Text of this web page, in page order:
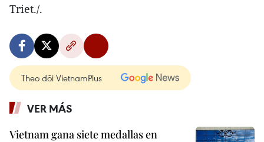
Triet./.
Theo dõi VietnamPlus
VER MÁS
Vietnam gana siete medallas en